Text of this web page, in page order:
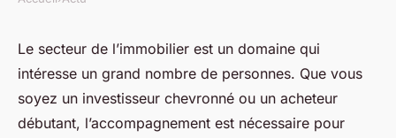
Comment identifier le
meilleur accompagnement
dans l'immobilier ?
Le secteur de l’immobilier est un domaine qui
intéresse un grand nombre de personnes. Que vous
soyez un investisseur chevronné ou un acheteur
débutant, l’accompagnement est nécessaire pour